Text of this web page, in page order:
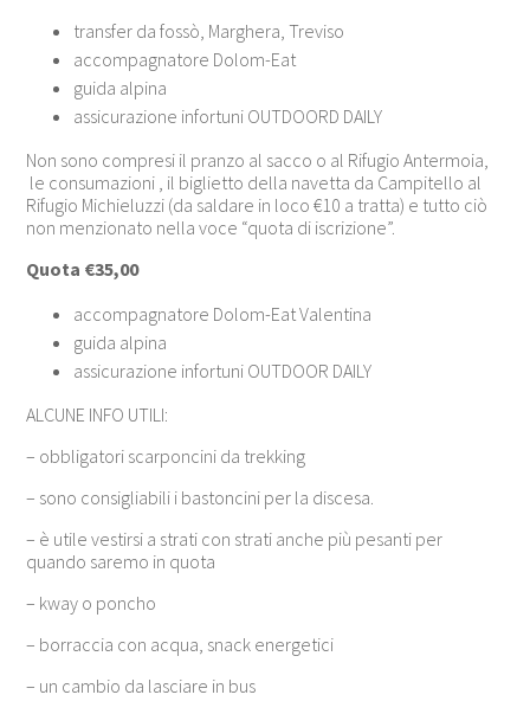
transfer da fossò, Marghera, Treviso
accompagnatore Dolom-Eat
guida alpina
assicurazione infortuni OUTDOORD DAILY
Non sono compresi il pranzo al sacco o al Rifugio Antermoia,
le consumazioni , il biglietto della navetta da Campitello al
Rifugio Michieluzzi (da saldare in loco €10 a tratta) e tutto ciò
non menzionato nella voce “quota di iscrizione”.
Quota €35,00
accompagnatore Dolom-Eat Valentina
guida alpina
assicurazione infortuni OUTDOOR DAILY
ALCUNE INFO UTILI:
– obbligatori scarponcini da trekking
– sono consigliabili i bastoncini per la discesa.
– è utile vestirsi a strati con strati anche più pesanti per
quando saremo in quota
– kway o poncho
– borraccia con acqua, snack energetici
– un cambio da lasciare in bus